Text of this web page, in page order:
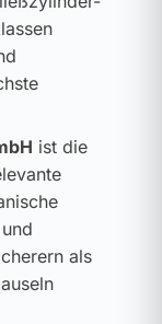
ist die
als